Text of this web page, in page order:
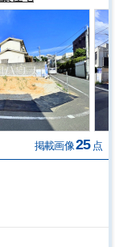
掲載画像25 点